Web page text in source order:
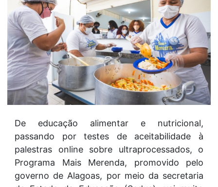
De educação alimentar e nutricional,
passando por testes de aceitabilidade à
palestras online sobre ultraprocessados, o
Programa Mais Merenda, promovido pelo
governo de Alagoas, por meio da secretaria